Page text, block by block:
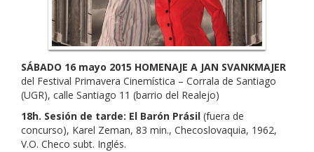
SÁBADO 16 mayo 2015 HOMENAJE A JAN SVANKMAJER
del Festival Primavera Cinemística – Corrala de Santiago
(UGR), calle Santiago 11 (barrio del Realejo)
18h. Sesión de tarde: El Barón Prásil (fuera de
concurso), Karel Zeman, 83 min., Checoslovaquia, 1962,
V.O. Checo subt. Inglés.